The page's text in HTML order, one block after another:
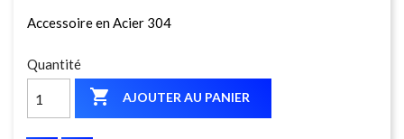
Accessoire en Acier 304
Quantité
 AJOUTER AU PANIER